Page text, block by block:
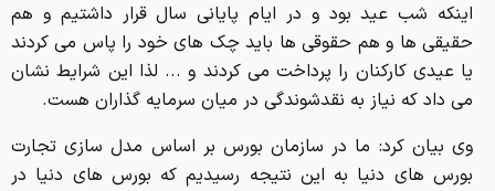
اینکه شب عید بود و در ایام پایانی سال قرار داشتیم و هم
حقیقی ها و هم حقوقی ها باید چک های خود را پاس می کردند
یا عیدی کارکنان را پرداخت می کردند و ... لذا این شرایط نشان
می داد که نیاز به نقدشوندگی در میان سرمایه گذاران هست.
وی بیان کرد: ما در سازمان بورس بر اساس مدل سازی تجارت
بورس های دنیا به این نتیجه رسیدیم که بورس های دنیا در